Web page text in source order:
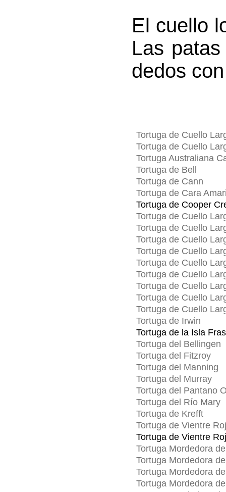
El cuello
Las
dedos
Tortuga de Cuello
Tortuga de Cuello
Tortuga Australiana
Tortuga de Bell
Tortuga de Cann
Tortuga de Cara
Tortuga de Cooper
Tortuga de Cuello
Tortuga de Cuello
Tortuga de Cuello
Tortuga de Cuello
Tortuga de Cuello
Tortuga de Cuello
Tortuga de Cuello
Tortuga de Cuello
Tortuga de Cuello
Tortuga de Irwin
Tortuga de la Isla
Tortuga del Bellingen
Tortuga del Fitzroy
Tortuga del Manning
Tortuga del Murray
Tortuga del Pantano
Tortuga del Río Mary
Tortuga de Krefft
Tortuga de Vientre
Tortuga de Vientre
Tortuga Mordedora
Tortuga Mordedora
Tortuga Mordedora
Tortuga Mordedora